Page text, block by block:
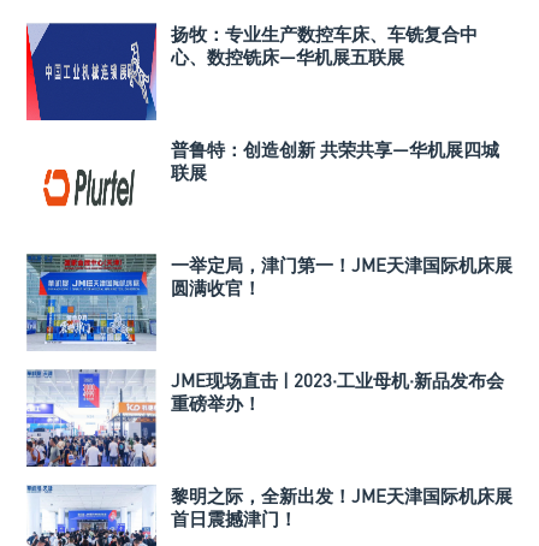
扬牧：专业生产数控车床、车铣复合中
心、数控铣床—华机展五联展
普鲁特：创造创新 共荣共享—华机展四城
联展
一举定局，津门第一！JME天津国际机床展
圆满收官！
JME现场直击 | 2023·工业母机·新品发布会
重磅举办！
黎明之际，全新出发！JME天津国际机床展
首日震撼津门！